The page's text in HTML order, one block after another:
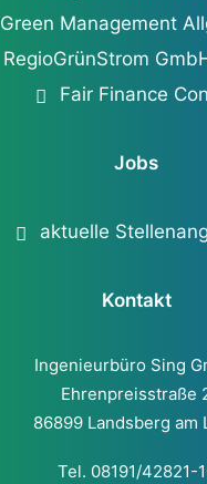
Green Management
RegioGrünStrom
Fair Finance
Jobs
aktuelle
Kontakt
Ingenieurbüro Sing
Ehrenpreisstraße
86899 Landsberg am
Tel. 08191/42821-